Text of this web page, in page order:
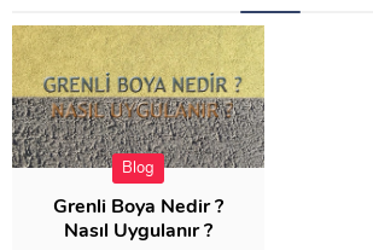
Blog
Grenli Boya Nedir ?
Nasıl Uygulanır ?